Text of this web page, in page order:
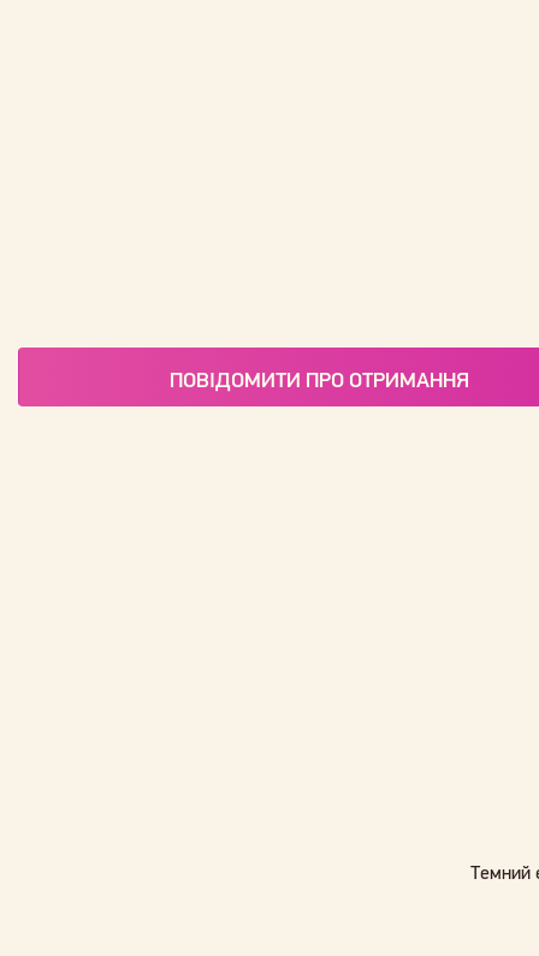
ПОВІДОМИТИ ПРО ОТРИМАННЯ
Темний